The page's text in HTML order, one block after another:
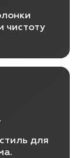
чистоту
стиль для